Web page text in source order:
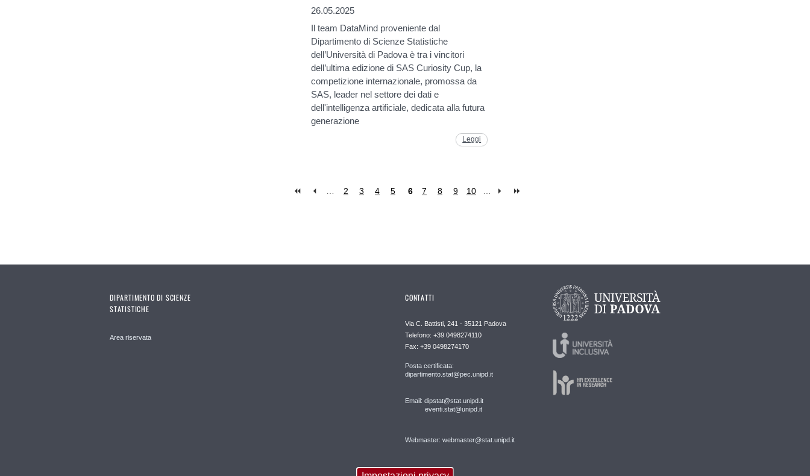
26.05.2025
Il team DataMind proveniente dal
Dipartimento di Scienze Statistiche
dell’Università di Padova è tra i vincitori
dell’ultima edizione di SAS Curiosity Cup, la
competizione internazionale, promossa da
SAS, leader nel settore dei dati e
dell'intelligenza artificiale, dedicata alla futura
generazione
Leggi
2 3 4 5 6 7 8 9 10
DIPARTIMENTO DI SCIENZE
STATISTICHE
Area riservata
CONTATTI
Via C. Battisti, 241 - 35121 Padova
Telefono: +39 0498274110
Fax: +39 0498274170
Posta certificata:
dipartimento.stat@pec.unipd.it
Email: dipstat@stat.unipd.it
eventi.stat@unipd.it
Webmaster: webmaster@stat.unipd.it